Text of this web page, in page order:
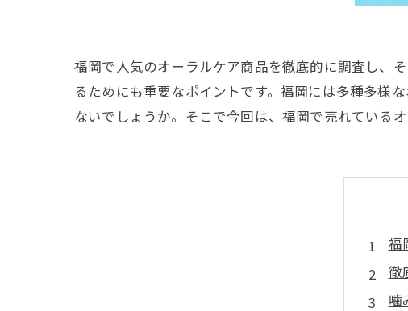
福岡で人気のオーラルケア商品を徹底的に調査し、
るためにも重要なポイントです。福岡には多種多様
ないでしょうか。そこで今回は、福岡で売れている
福
徹
噛